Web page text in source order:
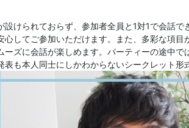
けられておらず、参加者全員と1対1で会話で
してご参加いただけます。また、多彩な項目
ズに会話が楽しめます。パーティーの途中で
も本人同士にしかわからないシークレット形